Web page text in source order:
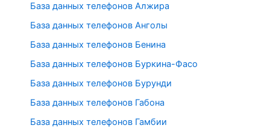
База данных телефонов Алжира
База данных телефонов Анголы
База данных телефонов Бенина
База данных телефонов Буркина-Фасо
База данных телефонов Бурунди
База данных телефонов Габона
База данных телефонов Гамбии